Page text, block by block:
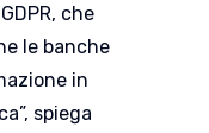
che
le banche
in
spiega